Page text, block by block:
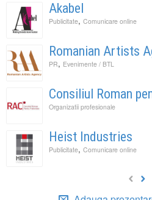
Akabel
Publicitate, Comunicare online
Romanian Artists
PR, Evenimente / BTL
Consiliul Roman
Organizatii profesionale
Heist Industries
Publicitate, Comunicare online